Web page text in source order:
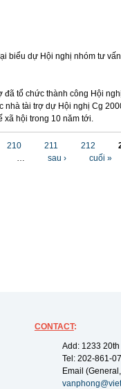
biểu dự Hội nghị nhóm tư
tổ chức thành công Hội
nhà tài trợ dự Hội nghị Cg
xã hội trong 10 năm tới.
210 211 212
… sau › cuối »
CONTACT:
Add: 1233
Tel: 202-861-
Email